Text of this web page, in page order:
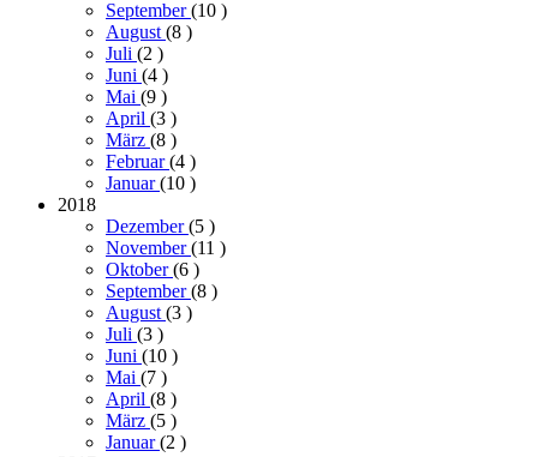
September(10 )
August(8 )
Juli (2 )
Juni (4 )
Mai (9 )
April (3 )
März (8 )
Februar(4 )
Januar(10 )
2018
Dezember(5 )
November(11 )
Oktober(6 )
September(8 )
August(3 )
Juli (3 )
Juni (10 )
Mai (7 )
April (8 )
März (5 )
Januar(2 )